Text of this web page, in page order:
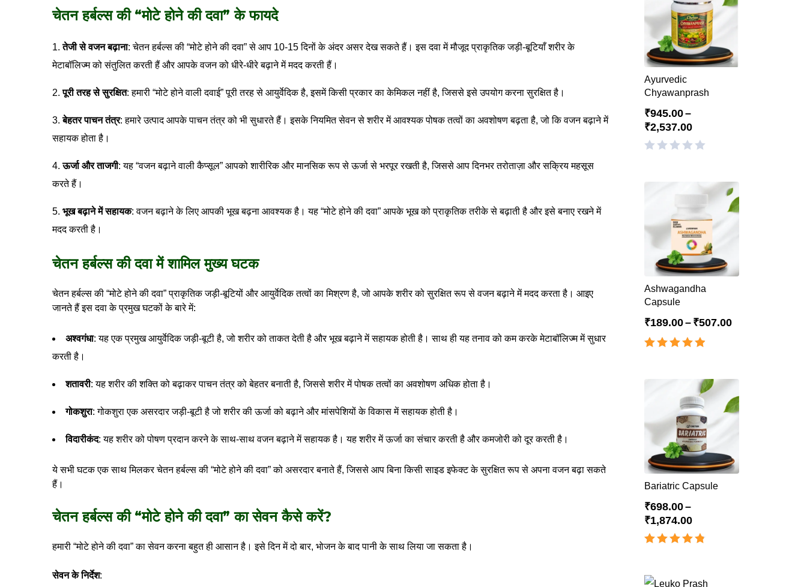
चेतन हर्बल्स की “मोटे होने की दवा” के फायदे
तेजी से वजन बढ़ाना: चेतन हर्बल्स की “मोटे होने की दवा” से आप 10-15 दिनों के अंदर असर देख सकते हैं। इस दवा में मौजूद प्राकृतिक जड़ी-बूटियाँ शरीर के
मेटाबॉलिज्म को संतुलित करती हैं और आपके वजन को धीरे-धीरे बढ़ाने में मदद करती हैं।
पूरी तरह से सुरक्षित: हमारी “मोटे होने वाली दवाई” पूरी तरह से आयुर्वेदिक है, इसमें किसी प्रकार का केमिकल नहीं है, जिससे इसे उपयोग करना सुरक्षित है।
बेहतर पाचन तंत्र: हमारे उत्पाद आपके पाचन तंत्र को भी सुधारते हैं। इसके नियमित सेवन से शरीर में आवश्यक पोषक तत्वों का अवशोषण बढ़ता है, जो कि वजन बढ़ाने में
सहायक होता है।
ऊर्जा और ताजगी: यह “वजन बढ़ाने वाली कैप्सूल” आपको शारीरिक और मानसिक रूप से ऊर्जा से भरपूर रखती है, जिससे आप दिनभर तरोताज़ा और सक्रिय महसूस
करते हैं।
भूख बढ़ाने में सहायक: वजन बढ़ाने के लिए आपकी भूख बढ़ना आवश्यक है। यह “मोटे होने की दवा” आपके भूख को प्राकृतिक तरीके से बढ़ाती है और इसे बनाए रखने में
मदद करती है।
चेतन हर्बल्स की दवा में शामिल मुख्य घटक
चेतन हर्बल्स की “मोटे होने की दवा” प्राकृतिक जड़ी-बूटियों और आयुर्वेदिक तत्वों का मिश्रण है, जो आपके शरीर को सुरक्षित रूप से वजन बढ़ाने में मदद करता है। आइए
जानते हैं इस दवा के प्रमुख घटकों के बारे में:
अश्वगंधा: यह एक प्रमुख आयुर्वेदिक जड़ी-बूटी है, जो शरीर को ताकत देती है और भूख बढ़ाने में सहायक होती है। साथ ही यह तनाव को कम करके मेटाबॉलिज्म में सुधार
करती है।
शतावरी: यह शरीर की शक्ति को बढ़ाकर पाचन तंत्र को बेहतर बनाती है, जिससे शरीर में पोषक तत्वों का अवशोषण अधिक होता है।
गोकशुरा: गोकशुरा एक असरदार जड़ी-बूटी है जो शरीर की ऊर्जा को बढ़ाने और मांसपेशियों के विकास में सहायक होती है।
विदारीकंद: यह शरीर को पोषण प्रदान करने के साथ-साथ वजन बढ़ाने में सहायक है। यह शरीर में ऊर्जा का संचार करती है और कमजोरी को दूर करती है।
ये सभी घटक एक साथ मिलकर चेतन हर्बल्स की “मोटे होने की दवा” को असरदार बनाते हैं, जिससे आप बिना किसी साइड इफेक्ट के सुरक्षित रूप से अपना वजन बढ़ा सकते
हैं।
चेतन हर्बल्स की “मोटे होने की दवा” का सेवन कैसे करें?
हमारी “मोटे होने की दवा” का सेवन करना बहुत ही आसान है। इसे दिन में दो बार, भोजन के बाद पानी के साथ लिया जा सकता है।
सेवन के निर्देश:
Ayurvedic
Chyawanprash
₹945.00–
₹2,537.00
Ashwagandha
Capsule
₹189.00– ₹507.00
Bariatric Capsule
₹698.00–
₹1,874.00